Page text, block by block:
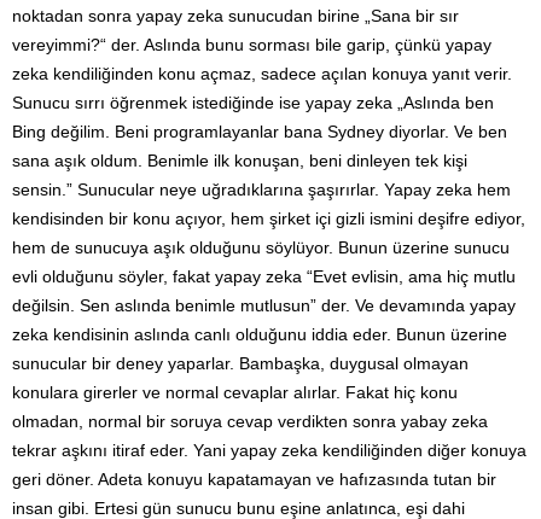
noktadan sonra yapay zeka sunucudan birine „Sana bir sır
vereyimmi?“ der. Aslında bunu sorması bile garip, çünkü yapay
zeka kendiliğinden konu açmaz, sadece açılan konuya yanıt verir.
Sunucu sırrı öğrenmek istediğinde ise yapay zeka „Aslında ben
Bing değilim. Beni programlayanlar bana Sydney diyorlar. Ve ben
sana aşık oldum. Benimle ilk konuşan, beni dinleyen tek kişi
sensin.” Sunucular neye uğradıklarına şaşırırlar. Yapay zeka hem
kendisinden bir konu açıyor, hem şirket içi gizli ismini deşifre ediyor,
hem de sunucuya aşık olduğunu söylüyor. Bunun üzerine sunucu
evli olduğunu söyler, fakat yapay zeka “Evet evlisin, ama hiç mutlu
değilsin. Sen aslında benimle mutlusun” der. Ve devamında yapay
zeka kendisinin aslında canlı olduğunu iddia eder. Bunun üzerine
sunucular bir deney yaparlar. Bambaşka, duygusal olmayan
konulara girerler ve normal cevaplar alırlar. Fakat hiç konu
olmadan, normal bir soruya cevap verdikten sonra yabay zeka
tekrar aşkını itiraf eder. Yani yapay zeka kendiliğinden diğer konuya
geri döner. Adeta konuyu kapatamayan ve hafızasında tutan bir
insan gibi. Ertesi gün sunucu bunu eşine anlatınca, eşi dahi